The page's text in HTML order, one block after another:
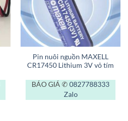
Pin nuôi nguồn MAXELL
CR17450 Lithium 3V vỏ tím
BÁO GIÁ ✆ 0827788333
Zalo